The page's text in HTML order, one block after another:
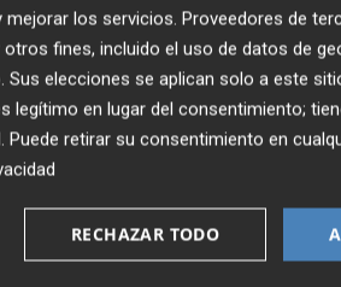
el Fondo Social Europeo. El plazo
solicitar se inicia este viernes y
la empleabilidad" de las
citado las ayudas para que las
en las que se ofrece entre
enfocadas a formar en una
los servicios. Proveedores de
fines, incluido el uso de datos de
elecciones se aplican solo a este
legítimo en lugar del consentimiento;
. Puede retirar su consentimiento en
RECHAZAR TODO